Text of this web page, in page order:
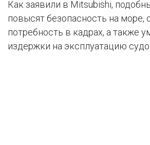
Как заявили в Mitsubishi,
повысят безопасность на море,
потребность в кадрах, а также
издержки на эксплуатацию